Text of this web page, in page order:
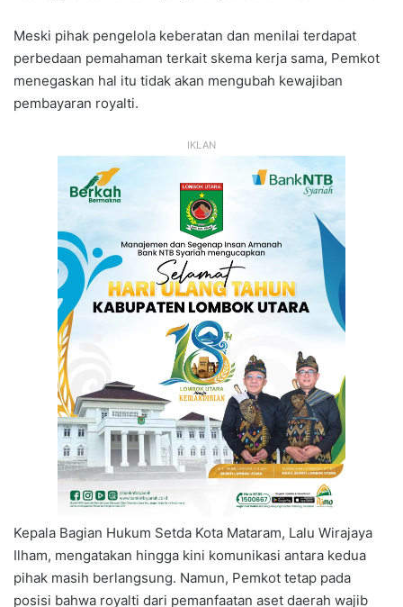
Meski pihak pengelola keberatan dan menilai terdapat
perbedaan pemahaman terkait skema kerja sama, Pemkot
menegaskan hal itu tidak akan mengubah kewajiban
pembayaran royalti.
IKLAN
Kepala Bagian Hukum Setda Kota Mataram, Lalu Wirajaya
Ilham, mengatakan hingga kini komunikasi antara kedua
pihak masih berlangsung. Namun, Pemkot tetap pada
posisi bahwa royalti dari pemanfaatan aset daerah wajib